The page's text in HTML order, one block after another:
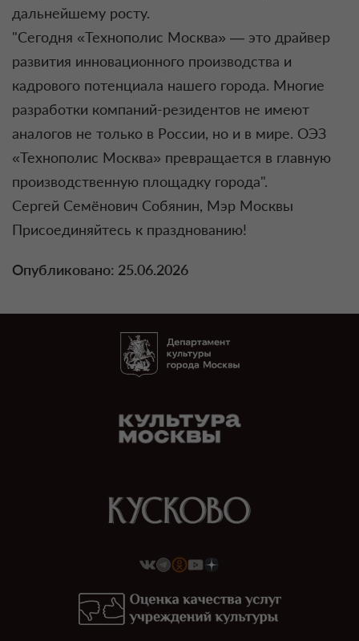
дальнейшему росту.
"Сегодня «Технополис Москва» — это драйвер
развития инновационного производства и
кадрового потенциала нашего города. Многие
разработки компаний-резидентов не имеют
аналогов не только в России, но и в мире. ОЭЗ
«Технополис Москва» превращается в главную
производственную площадку города".
Сергей Семёнович Собянин, Мэр Москвы
Присоединяйтесь к празднованию!
Опубликовано: 25.06.2026